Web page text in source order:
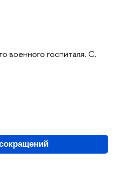
военного госпиталя. С.